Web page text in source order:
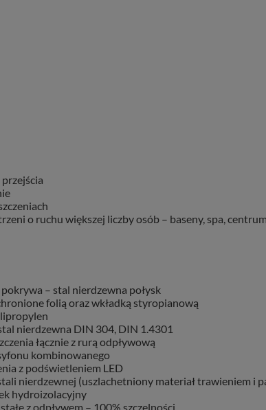
o ruchu większej liczby osób – baseny, spa,
– stal nierdzewna połysk
folią oraz wkładką styropianową
nierdzewna DIN 304, DIN 1.4301
łącznie z rurą odpływową
kombinowanego
z podświetleniem LED
nierdzewnej (uszlachetniony materiał trawieniem i
hydroizolacyjny
z odpływem – 100% szczelności